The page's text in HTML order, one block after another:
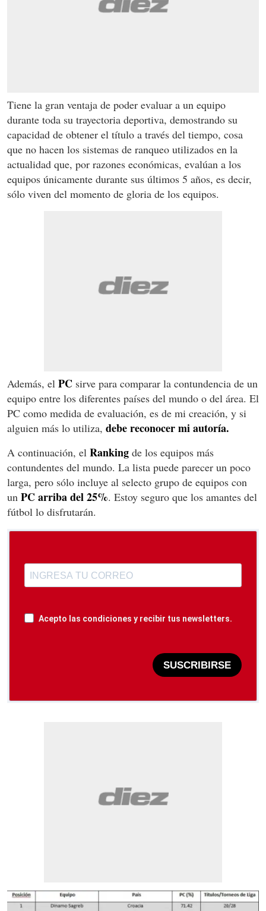
Tiene la gran ventaja de poder evaluar a un equipo
durante toda su trayectoria deportiva, demostrando su
capacidad de obtener el título a través del tiempo, cosa
que no hacen los sistemas de ranqueo utilizados en la
actualidad que, por razones económicas, evalúan a los
equipos únicamente durante sus últimos 5 años, es decir,
sólo viven del momento de gloria de los equipos.
Además, el PC sirve para comparar la contundencia de un
equipo entre los diferentes países del mundo o del área. El
PC como medida de evaluación, es de mi creación, y si
alguien más lo utiliza, debe reconocer mi autoría.
A continuación, el Ranking de los equipos más
contundentes del mundo. La lista puede parecer un poco
larga, pero sólo incluye al selecto grupo de equipos con
un PC arriba del 25%. Estoy seguro que los amantes del
fútbol lo disfrutarán.
Acepto las condiciones y recibir tus newsletters.
SUSCRIBIRSE